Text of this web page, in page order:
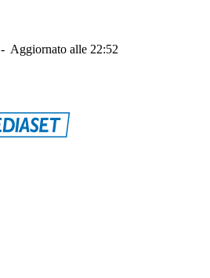
- Aggiornato alle 22:52